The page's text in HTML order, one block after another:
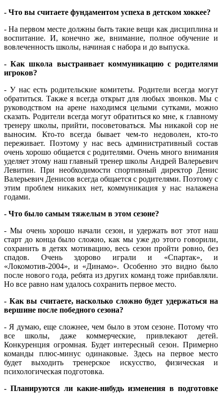
- Что вы считаете фундаментом успеха в детском хоккее?
- На первом месте должны быть такие вещи как дисциплина и
воспитание. И, конечно же, внимание, полное обучение и
вовлеченность школы, начиная с набора и до выпуска.
-Как школа выстраивает коммуникацию с родителями
игроков?
- У нас есть родительские комитеты. Родители всегда могут
обратиться. Также я всегда открыт для любых звонков. Мы с
руководством на арене находимся целыми сутками, можно
сказать. Родители всегда могут обратиться ко мне, к главному
тренеру школы, прийти, посоветоваться. Мы никакой сор не
выносим. Кто-то всегда бывает чем-то недоволен, кто-то
переживает. Поэтому у нас весь административный состав
очень хорошо общается с родителями. Очень много внимания
уделяет этому наш главный тренер школы Андрей Валерьевич
Левитин. При необходимости спортивный директор Денис
Валерьевич Денисов всегда общается с родителями. Поэтому с
этим проблем никаких нет, коммуникация у нас налажена
годами.
- Что было самым тяжелым в этом сезоне?
- Мы очень хорошо начали сезон, и удержать вот этот наш
старт до конца было сложно, как мы уже до этого говорили,
сохранить в детях мотивацию, весь сезон пройти ровно, без
спадов. Очень здорово играли и «Спартак», и
«Локомотив-2004», и «Динамо». Особенно это видно было
после нового года, ребята из других команд тоже прибавляли.
Но все равно нам удалось сохранить первое место.
- Как вы считаете, насколько сложно будет удержаться на
вершине после победного сезона?
- Я думаю, еще сложнее, чем было в этом сезоне. Потому что
все школы, даже коммерческие, привлекают детей.
Конкуренция огромная. Будет интересный сезон. Примерно
команды плюс-минус одинаковые. Здесь на первое место
будет выходить тренерское искусство, физическая и
психологическая подготовка.
- Планируются ли какие-нибудь изменения в подготовке